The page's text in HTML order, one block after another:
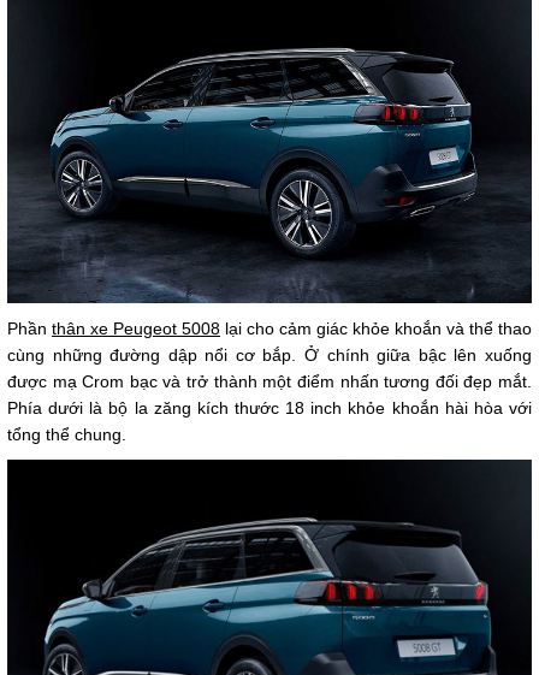
Phần thân xe Peugeot 5008 lại cho cảm giác khỏe khoắn và thể thao
cùng những đường dập nổi cơ bắp. Ở chính giữa bậc lên xuống
được mạ Crom bạc và trở thành một điểm nhấn tương đối đẹp mắt.
Phía dưới là bộ la zăng kích thước 18 inch khỏe khoắn hài hòa với
tổng thể chung.